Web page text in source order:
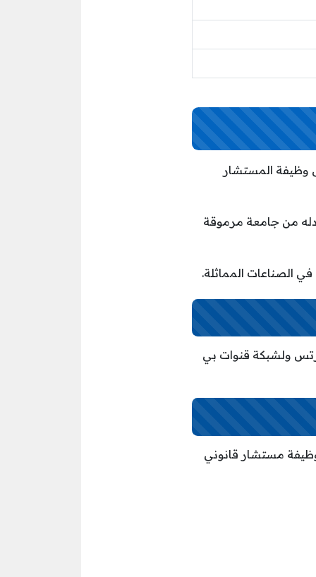
وظيفة المستشار
من جامعة مرموقة
الصناعات المماثلة.
ل قنوات بي إن سبورتس ولشبكة قنوات بي
مستشار قانوني